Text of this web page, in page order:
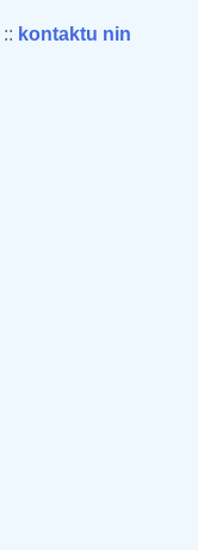
:: kontaktu nin